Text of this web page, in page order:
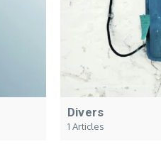
Divers
1 Articles